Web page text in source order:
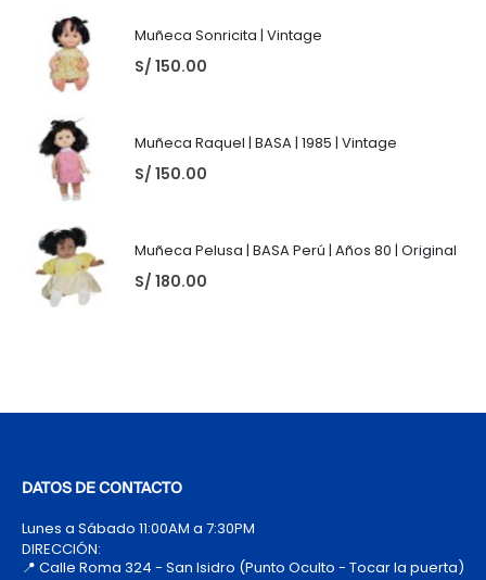
Muñeca Sonricita | Vintage
S/ 150.00
Muñeca Raquel | BASA | 1985 | Vintage
S/ 150.00
Muñeca Pelusa | BASA Perú | Años 80 | Original
S/ 180.00
DATOS DE CONTACTO
Lunes a Sábado 11:00AM a 7:30PM
DIRECCIÓN:
📍 Calle Roma 324 - San Isidro (Punto Oculto - Tocar la puerta)